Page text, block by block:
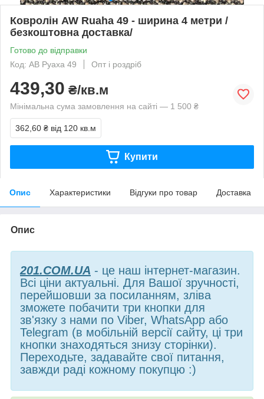
Ковролін AW Ruaha 49 - ширина 4 метри /
безкоштовна доставка/
Готово до відправки
Код: АВ Руаха 49
Опт і роздріб
439,30 ₴/кв.м
Мінімальна сума замовлення на сайті — 1 500 ₴
362,60 ₴ від 120 кв.м
Купити
Опис Характеристики Відгуки про товар Доставка
Опис
201.COM.UA - це наш інтернет-магазин.
Всі ціни актуальні. Для Вашої зручності,
перейшовши за посиланням, зліва
зможете побачити три кнопки для
зв'язку з нами по Viber, WhatsApp або
Telegram (в мобільній версії сайту, ці три
кнопки знаходяться знизу сторінки).
Переходьте, задавайте свої питання,
завжди раді кожному покупцю :)